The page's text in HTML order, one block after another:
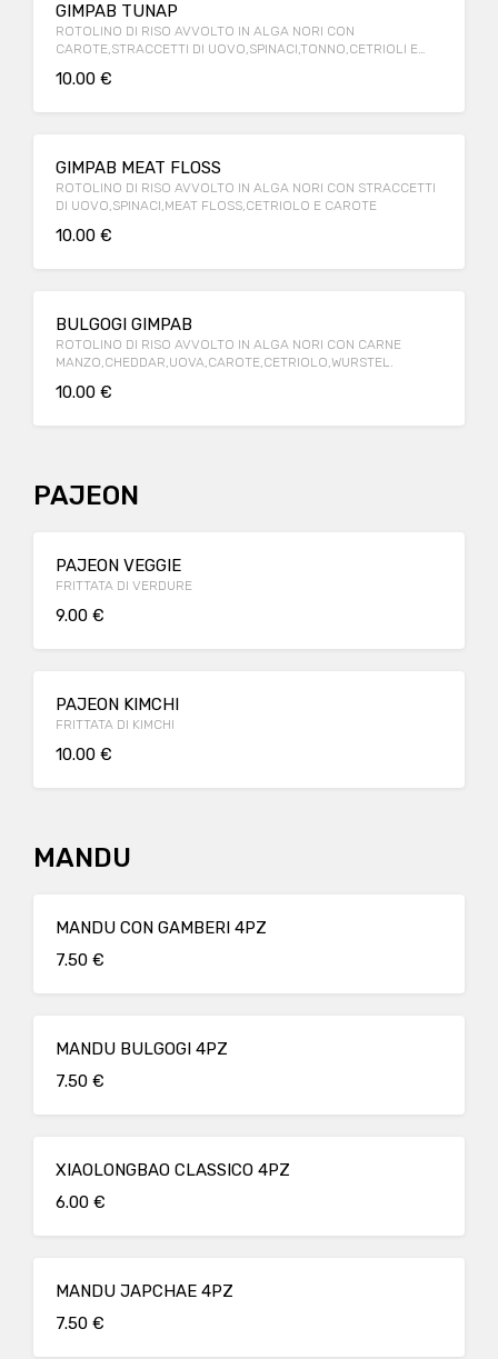
GIMPAB TUNAP
ROTOLINO DI RISO AVVOLTO IN ALGA NORI CON
CAROTE,STRACCETTI DI UOVO,SPINACI,TONNO,CETRIOLI E
10.00 €
GIMPAB MEAT FLOSS
ROTOLINO DI RISO AVVOLTO IN ALGA NORI CON STRACCETTI
DI UOVO,SPINACI,MEAT FLOSS,CETRIOLO E CAROTE
10.00 €
BULGOGI GIMPAB
ROTOLINO DI RISO AVVOLTO IN ALGA NORI CON CARNE
MANZO,CHEDDAR,UOVA,CAROTE,CETRIOLO,WURSTEL.
10.00 €
PAJEON
PAJEON VEGGIE
FRITTATA DI VERDURE
9.00 €
PAJEON KIMCHI
FRITTATA DI KIMCHI
10.00 €
MANDU
MANDU CON GAMBERI 4PZ
7.50 €
MANDU BULGOGI 4PZ
7.50 €
XIAOLONGBAO CLASSICO 4PZ
6.00 €
MANDU JAPCHAE 4PZ
7.50 €